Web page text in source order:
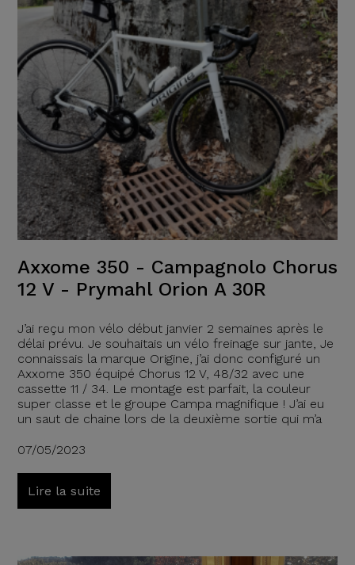
Axxome 350 - Campagnolo Chorus
12 V - Prymahl Orion A 30R
J’ai reçu mon vélo début janvier 2 semaines après le
délai prévu. Je souhaitais un vélo freinage sur jante, Je
connaissais la marque Origine, j’ai donc configuré un
Axxome 350 équipé Chorus 12 V, 48/32 avec une
cassette 11 / 34. Le montage est parfait, la couleur
super classe et le groupe Campa magnifique ! J’ai eu
un saut de chaine lors de la deuxième sortie qui m’a
07/05/2023
Lire la suite